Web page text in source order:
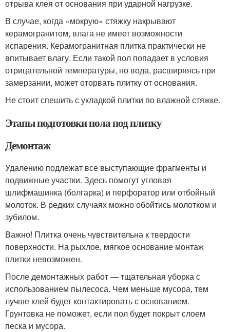
отрыва клея от основания при ударной нагрузке.
В случае, когда «мокрую» стяжку накрывают
керамогранитом, влага не имеет возможности
испарения. Керамогранитная плитка практически не
впитывает влагу. Если такой пол попадает в условия
отрицательной температуры, но вода, расширяясь при
замерзании, может оторвать плитку от основания.
Не стоит спешить с укладкой плитки по влажной стяжке.
Этапы подготовки пола под плитку
Демонтаж
Удалению подлежат все выступающие фрагменты и
подвижные участки. Здесь помогут угловая
шлифмашинка (болгарка) и перфоратор или отбойный
молоток. В редких случаях можно обойтись молотком и
зубилом.
Важно! Плитка очень чувствительна к твердости
поверхности. На рыхлое, мягкое основание монтаж
плитки невозможен.
После демонтажных работ — тщательная уборка с
использованием пылесоса. Чем меньше мусора, тем
лучше клей будет контактировать с основанием.
Грунтовка не поможет, если пол будет покрыт слоем
песка и мусора.